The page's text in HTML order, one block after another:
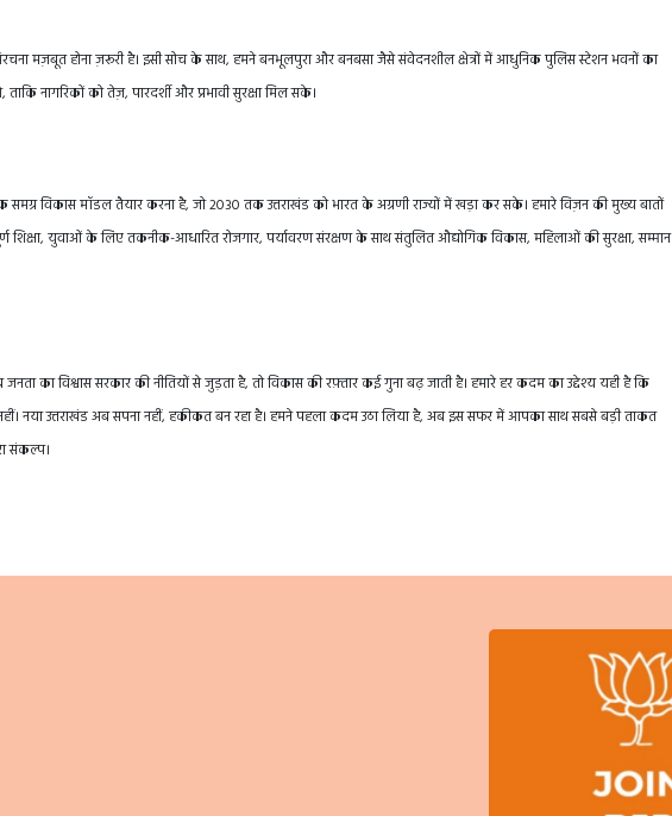
संरचना मज़बूत होना ज़रूरी है। इसी सोच के साथ, हमने बनभूलपुरा और बनबसा जैसे संवेदनशील क्षेत्रों में आधुनिक पुलिस स्टेशन भवनों का
नागरिकों को तेज़, पारदर्शी और प्रभावी सुरक्षा मिल सके।
विकास मॉडल तैयार करना है, जो 2030 तक उत्तराखंड को भारत के अग्रणी राज्यों में खड़ा कर सके। हमारे विज़न की मुख्य बातों
युवाओं के लिए तकनीक-आधारित रोजगार, पर्यावरण संरक्षण के साथ संतुलित औद्योगिक विकास, महिलाओं की सुरक्षा, सम्मान
का विश्वास सरकार की नीतियों से जुड़ता है, तो विकास की रफ़्तार कई गुना बढ़ जाती है। हमारे हर कदम का उद्देश्य यही है कि
नहीं। नया उत्तराखंड अब सपना नहीं, हकीकत बन रहा है। हमने पहला कदम उठा लिया है, अब इस सफर में आपका साथ सबसे बड़ी ताकत
संकल्प।